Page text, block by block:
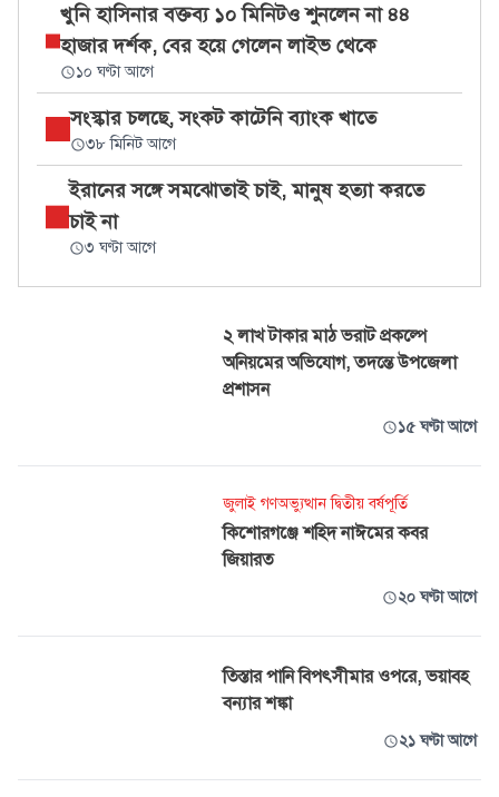
খুনি হাসিনার বক্তব্য ১০ মিনিটও শুনলেন না ৪৪
হাজার দর্শক, বের হয়ে গেলেন লাইভ থেকে
১০ ঘণ্টা আগে
সংস্কার চলছে, সংকট কাটেনি ব্যাংক খাতে
৩৮ মিনিট আগে
ইরানের সঙ্গে সমঝোতাই চাই, মানুষ হত্যা করতে
চাই না
৩ ঘণ্টা আগে
২ লাখ টাকার মাঠ ভরাট প্রকল্পে
অনিয়মের অভিযোগ, তদন্তে উপজেলা
প্রশাসন
১৫ ঘণ্টা আগে
জুলাই গণঅভ্যুত্থান দ্বিতীয় বর্ষপূর্তি
কিশোরগঞ্জে শহিদ নাঈমের কবর
জিয়ারত
২০ ঘণ্টা আগে
তিস্তার পানি বিপৎসীমার ওপরে, ভয়াবহ
বন্যার শঙ্কা
২১ ঘণ্টা আগে